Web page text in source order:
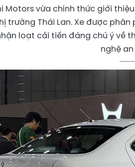
Motors vừa chính thức giới
trường Thái Lan. Xe được phân
loạt cải tiến đáng chú ý về
nghệ